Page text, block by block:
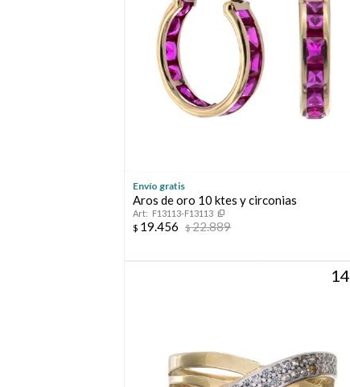
Envío gratis
Aros de oro 10 ktes y circonias
F13113-F13113
$ 19.456 $22.889
14